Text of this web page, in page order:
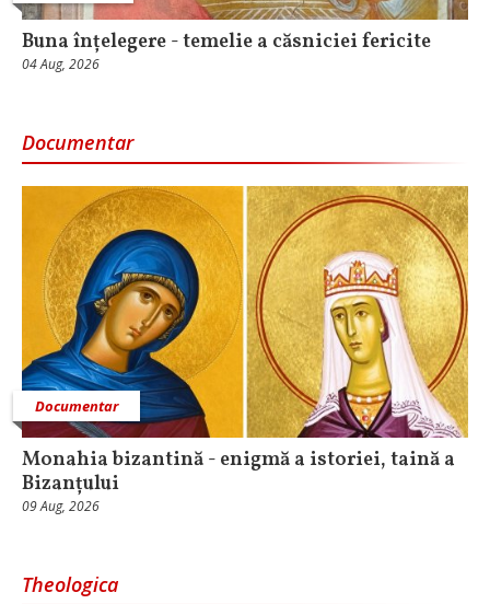
Buna înțelegere - temelie a căsniciei fericite
04 Aug, 2026
Documentar
Documentar
Monahia bizantină - enigmă a istoriei, taină a
Bizanțului
09 Aug, 2026
Theologica